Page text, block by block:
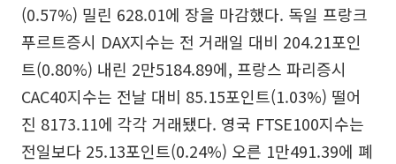
(0.57%) 밀린 628.01에 장을 마감했다. 독일 프랑크
푸르트증시 DAX지수는 전 거래일 대비 204.21포인
트(0.80%) 내린 2만5184.89에, 프랑스 파리증시
CAC40지수는 전날 대비 85.15포인트(1.03%) 떨어
진 8173.11에 각각 거래됐다. 영국 FTSE100지수는
전일보다 25.13포인트(0.24%) 오른 1만491.39에 폐